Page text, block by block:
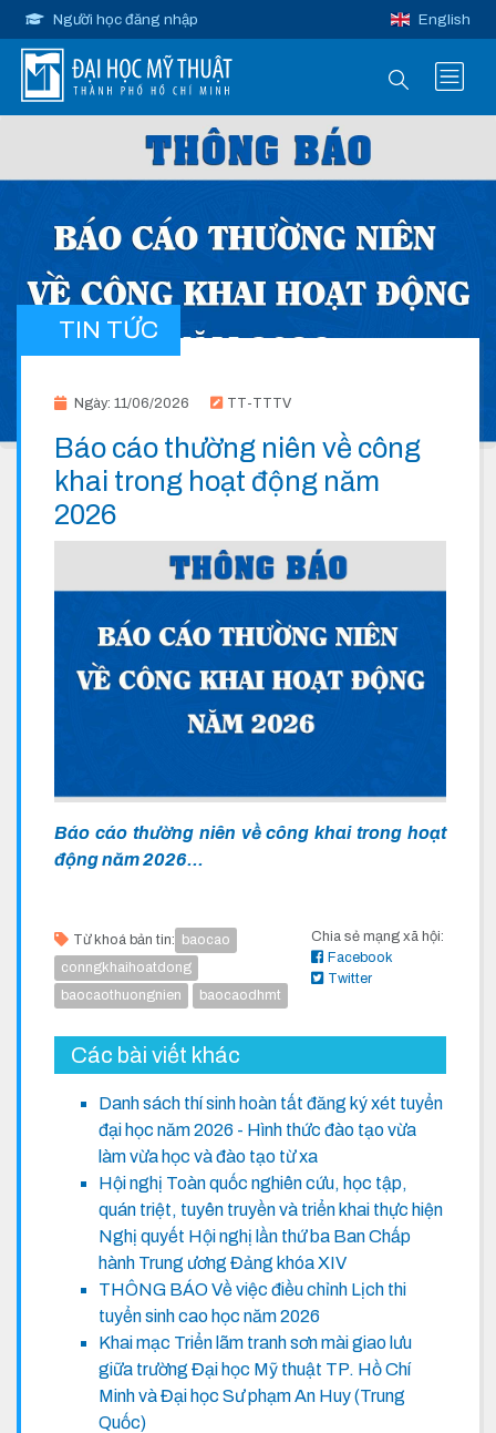
Người học đăng nhập English
TIN TỨC
Ngày: 11/06/2026 TT-TTTV
Báo cáo thường niên về công
khai trong hoạt động năm
2026
Báo cáo thường niên về công khai trong hoạt
động năm 2026...
Từ khoá bản tin:
baocao
conngkhaihoatdong
baocaothuongnien
baocaodhmt
Chia sẻ mạng xã hội:
Facebook
Twitter
Các bài viết khác
Danh sách thí sinh hoàn tất đăng ký xét tuyển
đại học năm 2026 - Hình thức đào tạo vừa
làm vừa học và đào tạo từ xa
Hội nghị Toàn quốc nghiên cứu, học tập,
quán triệt, tuyên truyền và triển khai thực hiện
Nghị quyết Hội nghị lần thứ ba Ban Chấp
hành Trung ương Đảng khóa XIV
THÔNG BÁO Về việc điều chỉnh Lịch thi
tuyển sinh cao học năm 2026
Khai mạc Triển lãm tranh sơn mài giao lưu
giữa trường Đại học Mỹ thuật TP. Hồ Chí
Minh và Đại học Sư phạm An Huy (Trung
Quốc)